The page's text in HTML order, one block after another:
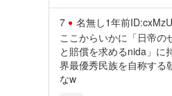
7 名無し1年前
ここからいかに「日帝
と賠償を求めるnida」に
界最優秀民族を自称する
なw